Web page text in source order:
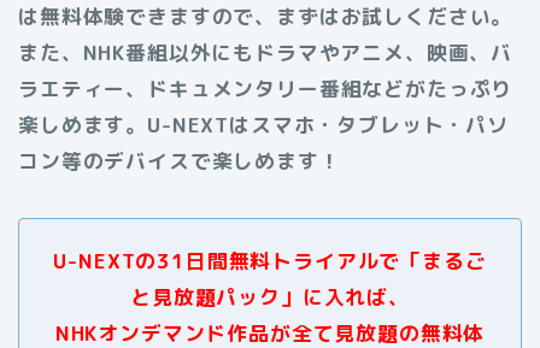
は無料体験できますので、まずはお試しください。
また、NHK番組以外にもドラマやアニメ、映画、バ
ラエティー、ドキュメンタリー番組などがたっぷり
楽しめます。 U-NEXTはスマホ・タブレット・パソ
コン等のデバイスで楽しめます！
U-NEXTの31日間無料トライアルで「まるご
と見放題パック」に入れば、
NHKオンデマンド作品が全て見放題の無料体